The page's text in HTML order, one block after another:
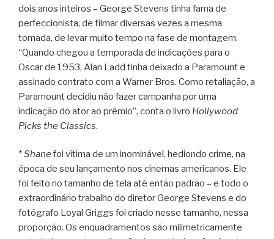
dois anos inteiros – George Stevens tinha fama de
perfeccionista, de filmar diversas vezes a mesma
tomada, de levar muito tempo na fase de montagem.
“Quando chegou a temporada de indicações para o
Oscar de 1953, Alan Ladd tinha deixado a Paramount e
assinado contrato com a Warner Bros. Como retaliação, a
Paramount decidiu não fazer campanha por uma
indicação do ator ao prêmio”, conta o livro Hollywood
Picks the Classics.
*Shane foi vítima de um inominável, hediondo crime, na
época de seu lançamento nos cinemas americanos. Ele
foi feito no tamanho de tela até então padrão – e todo o
extraordinário trabalho do diretor George Stevens e do
fotógrafo Loyal Griggs foi criado nesse tamanho, nessa
proporção. Os enquadramentos são milimetricamente